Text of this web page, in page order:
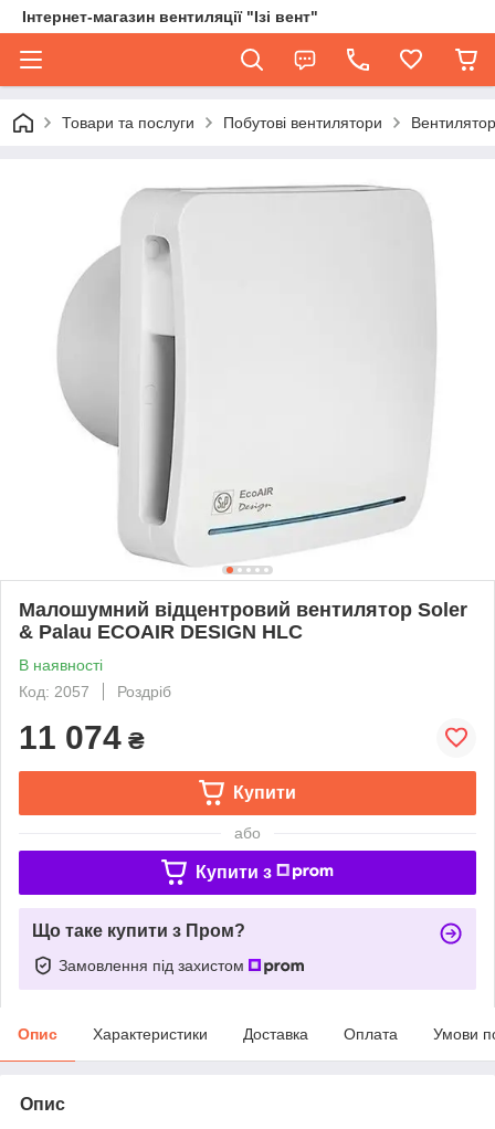
Інтернет-магазин вентиляції "Ізі вент"
Товари та послуги Побутові вентилятори
Малошумний відцентровий вентилятор Soler
& Palau ECOAIR DESIGN HLC
В наявності
Код: 2057
Роздріб
11 074 ₴
Купити
або
Купити з
Що таке купити з Пром?
Замовлення під захистом
Опис Характеристики Доставка Оплата Умови
Опис